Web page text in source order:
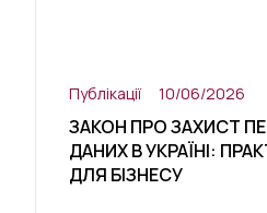
Публікації 10/06/2026
ЗАКОН ПРО ЗАХИСТ
ДАНИХ В УКРАЇНІ:
ДЛЯ БІЗНЕСУ